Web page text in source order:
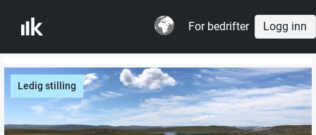
For bedrifter Logg inn
Ledig stilling